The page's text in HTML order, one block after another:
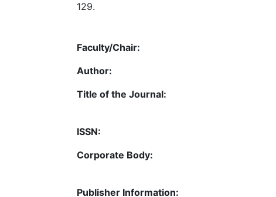
129.
Faculty/Chair:
Author:
Title of the Journal:
ISSN:
Corporate Body:
Publisher Information: